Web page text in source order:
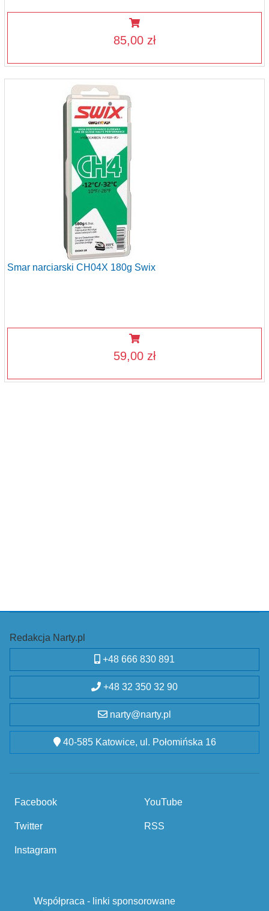
85,00 zł
Smar narciarski CH04X 180g Swix
59,00 zł
Redakcja Narty.pl
+48 666 830 891
+48 32 350 32 90
narty@narty.pl
40-585 Katowice, ul. Połomińska 16
Facebook
Twitter
Instagram
YouTube
RSS
Współpraca - linki sponsorowane